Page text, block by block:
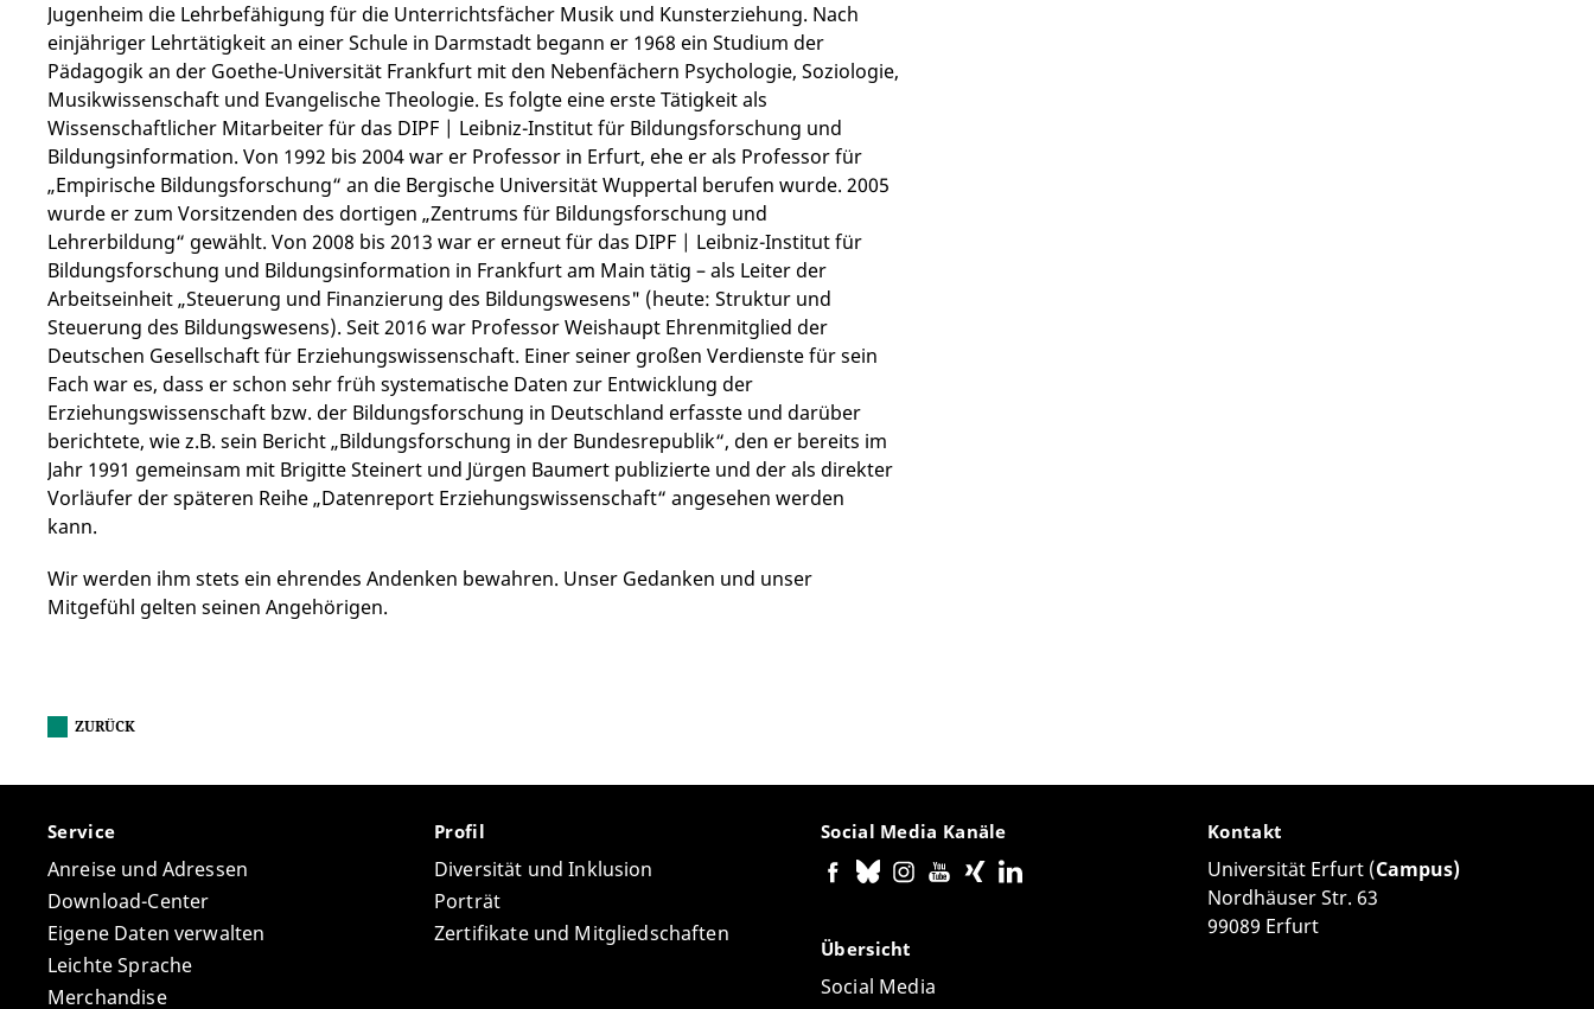
Jugenheim die Lehrbefähigung für die Unterrichtsfächer Musik und Kunsterziehung. Nach
einjähriger Lehrtätigkeit an einer Schule in Darmstadt begann er 1968 ein Studium der
Pädagogik an der Goethe-Universität Frankfurt mit den Nebenfächern Psychologie, Soziologie,
Musikwissenschaft und Evangelische Theologie. Es folgte eine erste Tätigkeit als
Wissenschaftlicher Mitarbeiter für das DIPF | Leibniz-Institut für Bildungsforschung und
Bildungsinformation. Von 1992 bis 2004 war er Professor in Erfurt, ehe er als Professor für
„Empirische Bildungsforschung“ an die Bergische Universität Wuppertal berufen wurde. 2005
wurde er zum Vorsitzenden des dortigen „Zentrums für Bildungsforschung und
Lehrerbildung“ gewählt. Von 2008 bis 2013 war er erneut für das DIPF | Leibniz-Institut für
Bildungsforschung und Bildungsinformation in Frankfurt am Main tätig – als Leiter der
Arbeitseinheit „Steuerung und Finanzierung des Bildungswesens" (heute: Struktur und
Steuerung des Bildungswesens). Seit 2016 war Professor Weishaupt Ehrenmitglied der
Deutschen Gesellschaft für Erziehungswissenschaft. Einer seiner großen Verdienste für sein
Fach war es, dass er schon sehr früh systematische Daten zur Entwicklung der
Erziehungswissenschaft bzw. der Bildungsforschung in Deutschland erfasste und darüber
berichtete, wie z.B. sein Bericht „Bildungsforschung in der Bundesrepublik“, den er bereits im
Jahr 1991 gemeinsam mit Brigitte Steinert und Jürgen Baumert publizierte und der als direkter
Vorläufer der späteren Reihe „Datenreport Erziehungswissenschaft“ angesehen werden
kann.
Wir werden ihm stets ein ehrendes Andenken bewahren. Unser Gedanken und unser
Mitgefühl gelten seinen Angehörigen.
ZURÜCK
Service
Anreise und Adressen
Download-Center
Eigene Daten verwalten
Leichte Sprache
Merchandise
Profil
Diversität und Inklusion
Porträt
Zertifikate und Mitgliedschaften
Social Media Kanäle
Übersicht
Social Media
Kontakt
Universität Erfurt (Campus)
Nordhäuser Str. 63
99089 Erfurt